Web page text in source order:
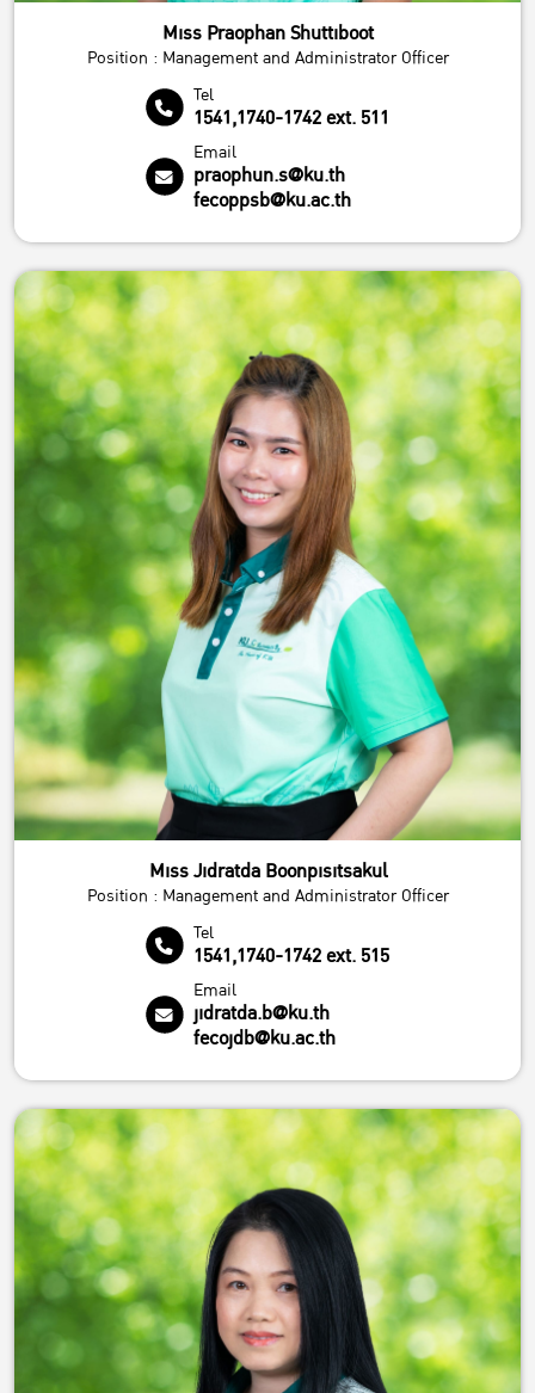
Miss Praophan Shuttiboot
Position : Management and Administrator Officer
Tel
1541,1740-1742 ext. 511
Email
praophun.s@ku.th
fecoppsb@ku.ac.th
Miss Jidratda Boonpisitsakul
Position : Management and Administrator Officer
Tel
1541,1740-1742 ext. 515
Email
jidratda.b@ku.th
fecojdb@ku.ac.th